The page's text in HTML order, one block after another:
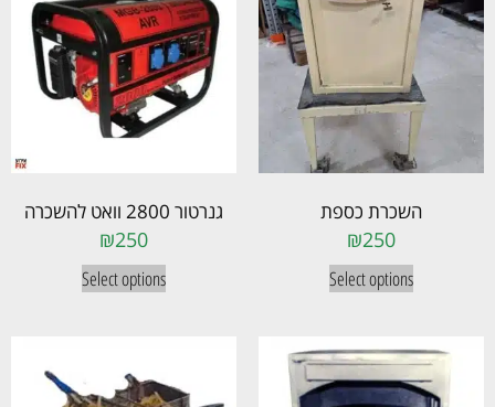
השכרת כספת
₪250
Select options
גנרטור 2800 וואט להשכרה
₪250
Select options